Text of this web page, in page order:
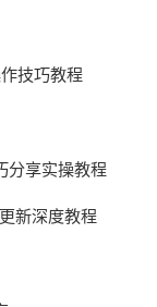
技巧教程
分享实操教程
新深度教程